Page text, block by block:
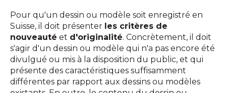
Pour qu'un dessin ou modèle soit enregistré en
Suisse, il doit présenter les critères de
nouveauté et d'originalité. Concrètement, il doit
s'agir d'un dessin ou modèle qui n'a pas encore été
divulgué ou mis à la disposition du public, et qui
présente des caractéristiques suffisamment
différentes par rapport aux dessins ou modèles